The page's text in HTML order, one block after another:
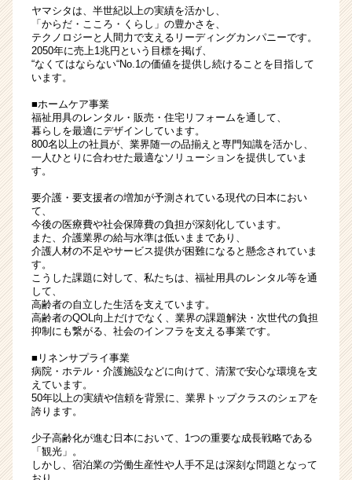
最
速
で
出
あ
る
人
|
ベ
ン
チ
成
長
企
業
か
ス
ウ
が
ヤマシタは、半世紀以上の実績を活かし、
「からだ・こころ・くらし」の豊かさを、
テクノロジーと人間力で支えるリーディングカンパニーです。
2050年に売上1兆円という目標を掲げ、
“なくてはならない“No.1の価値を提供し続けることを目指して
います。
■ホームケア事業
福祉用具のレンタル・販売・住宅リフォームを通して、
暮らしを最適にデザインしています。
800名以上の社員が、業界随一の品揃えと専門知識を活かし、
一人ひとりに合わせた最適なソリューションを提供していま
す。
要介護・要支援者の増加が予測されている現代の日本におい
て、
今後の医療費や社会保障費の負担が深刻化しています。
また、介護業界の給与水準は低いままであり、
介護人材の不足やサービス提供が困難になると懸念されていま
す。
こうした課題に対して、私たちは、福祉用具のレンタル等を通
して、
高齢者の自立した生活を支えています。
高齢者のQOL向上だけでなく、業界の課題解決・次世代の負担
抑制にも繋がる、社会のインフラを支える事業です。
■リネンサプライ事業
病院・ホテル・介護施設などに向けて、清潔で安心な環境を支
えています。
50年以上の実績や信頼を背景に、業界トップクラスのシェアを
誇ります。
少子高齢化が進む日本において、1つの重要な成長戦略である
「観光」。
しかし、宿泊業の労働生産性や人手不足は深刻な問題となって